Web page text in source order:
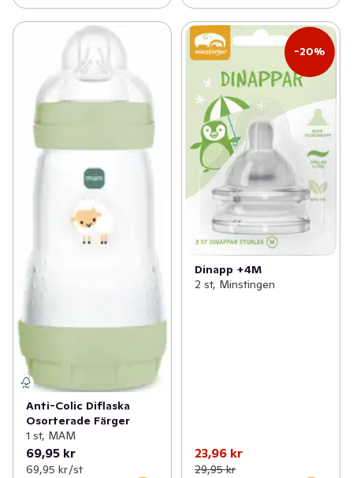
Anti-Colic Diflaska
Osorterade Färger
1 st, MAM
69,95 kr
69,95 kr /st
-20%
Dinapp +4M
2 st, Minstingen
23,96 kr
29,95 kr